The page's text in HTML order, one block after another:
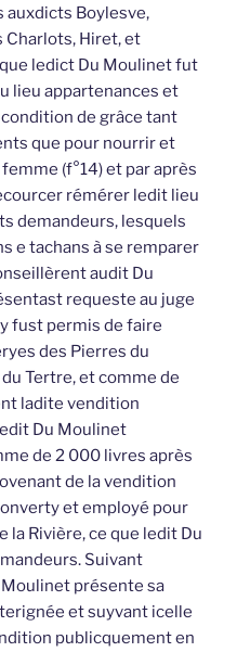
Boylesve,
Charlots, Hiret, et
ledict Du Moulinet fut
lieu appartenances et
de grâce tant
que pour nourrir et
(f°14) et par après
rémérer ledit lieu
demandeurs, lesquels
e tachans à se remparer
audit Du
requeste au juge
fust permis de faire
des Pierres du
Tertre, et comme de
ladite vendition
Du Moulinet
de 2 000 livres après
de la vendition
et employé pour
la Rivière, ce que ledit Du
Suivant
présente sa
et suyvant icelle
publicquement en